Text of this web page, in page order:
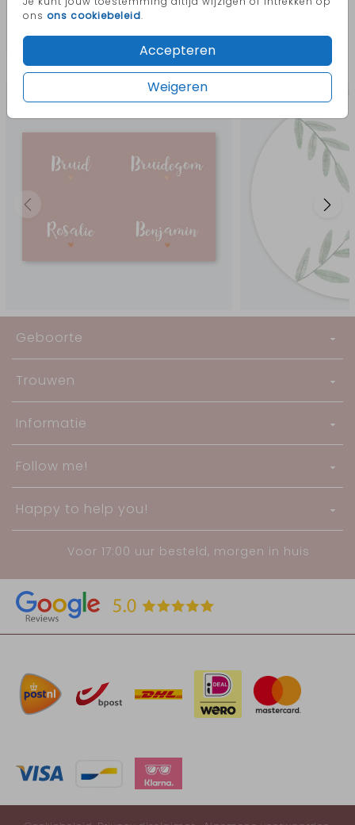
ons ons cookiebeleid.
Accepteren
Weigeren
Meer in deze stijl
Geboorte
Trouwen
Informatie
Follow me!
Happy to help you!
Voor 17:00 uur besteld, morgen in huis